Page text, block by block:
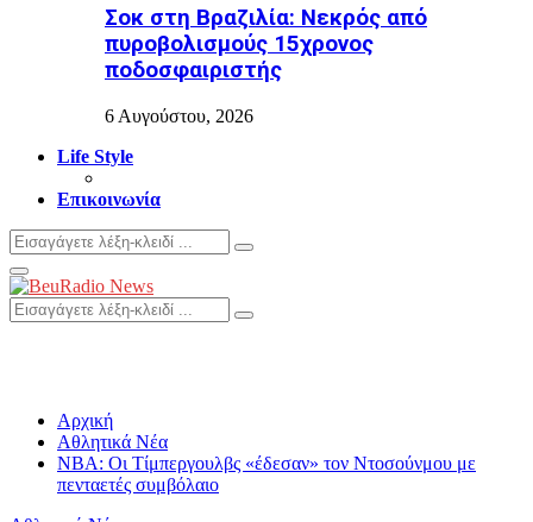
Σοκ στη Βραζιλία: Νεκρός από
πυροβολισμούς 15χρονος
ποδοσφαιριστής
6 Αυγούστου, 2026
Life Style
Επικοινωνία
Search
for:
Search
Primary
Menu
Search
for:
Search
Αρχική
Αθλητικά Νέα
NBA: Οι Τίμπεργουλβς «έδεσαν» τον Ντοσούνμου με
πενταετές συμβόλαιο